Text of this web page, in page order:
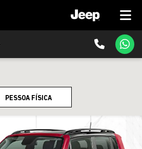
PESSOA FÍSICA